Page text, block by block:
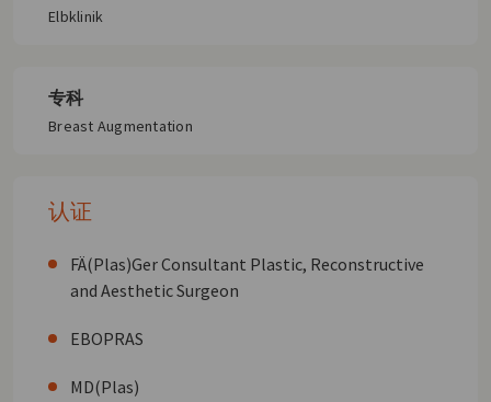
Elbklinik
专科
Breast Augmentation
认证
FÄ(Plas)Ger Consultant Plastic, Reconstructive
and Aesthetic Surgeon
EBOPRAS
MD(Plas)